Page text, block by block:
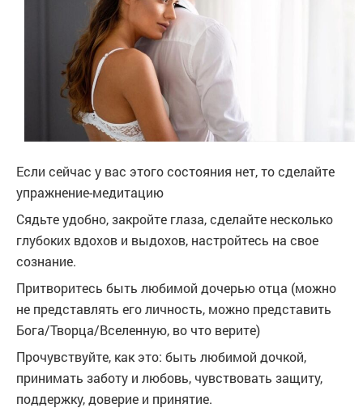
Если сейчас у вас этого состояния нет, то сделайте
упражнение-медитацию
Сядьте удобно, закройте глаза, сделайте несколько
глубоких вдохов и выдохов, настройтесь на свое
сознание.
Притворитесь быть любимой дочерью отца (можно
не представлять его личность, можно представить
Бога/Творца/Вселенную, во что верите)
Прочувствуйте, как это: быть любимой дочкой,
принимать заботу и любовь, чувствовать защиту,
поддержку, доверие и принятие.